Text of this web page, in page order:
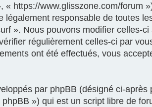
« https://www.glisszone.com/forum
légalement responsable de toutes
». Nous pouvons modifier celles-
régulièrement celles-ci par
ont été effectués, vous
par phpBB (désigné ci-
») qui est un script libre de